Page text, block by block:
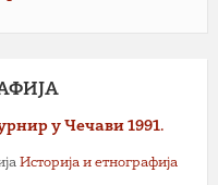
у Чечави 1991.
Историја и етнографија